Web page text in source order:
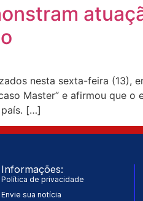
nesta sexta-feira (13),
Master” e afirmou que
[…]
Informações:
Política de privacidade
Envie sua notícia